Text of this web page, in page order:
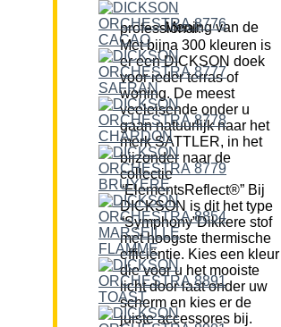
Mening van de professional:
Met bijna 300 kleuren is
er een DICKSON doek
voor ieder terras of
woning. De meest
veeleisende onder u
gaan natuurlijk naar het
merk SATTLER, in het
bijzonder naar de
collectie
“ElementsReflect®” Bij
DICKSON is dit het type
“Symphony”Dikkere stof
met hoogste thermische
efficiëntie. Kies een kleur
die voor u het mooiste
licht door laat onder uw
scherm en kies er de
juiste accessores bij.